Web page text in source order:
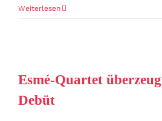
Weiterlesen
Esmé-Quartet
Debüt